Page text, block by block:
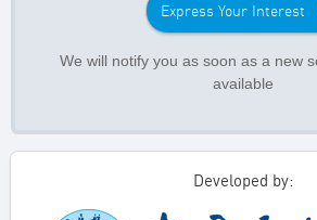
Express Your Interest
We will notify you as soon as a new
available
Developed by: